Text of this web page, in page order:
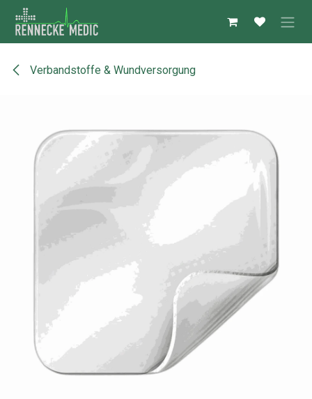
Zum Inhalt springen
Verbandstoffe & Wundversorgung